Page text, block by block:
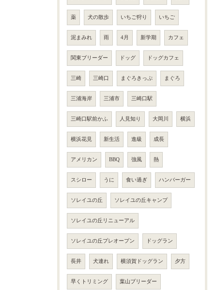
薬 犬の散歩 いちご狩り いちご
泥まみれ 雨 4月 新学期 カフェ
関東ブリーダー ドッグ ドッグカフェ
三崎 三崎口 まぐろきっぷ まぐろ
三浦海岸 三浦市 三崎口駅
三崎口駅前かふ 人見知り 大岡川 横浜
横浜花見 新生活 進級 成長
アメリカン BBQ 強風 熱
スシロー うに 食い過ぎ ハンバーガー
ソレイユの丘 ソレイユの丘キャンプ
ソレイユの丘リニューアル
ソレイユの丘プレオープン ドッグラン
長井 犬連れ 横須賀ドッグラン 夕方
早くトリミング 葉山ブリーダー